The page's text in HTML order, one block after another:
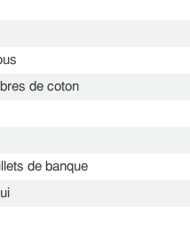
de coton
de banque